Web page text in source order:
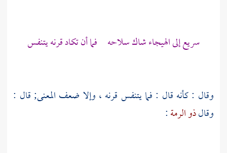
سريع إلى الهيجاء شاك سلاحه فما أن تكاد قرنه يتنفس
وقال : كأنه قال : فما يتنفس قرنه ، وإلا ضعف المعنى; قال :
وقالذو الرمة: